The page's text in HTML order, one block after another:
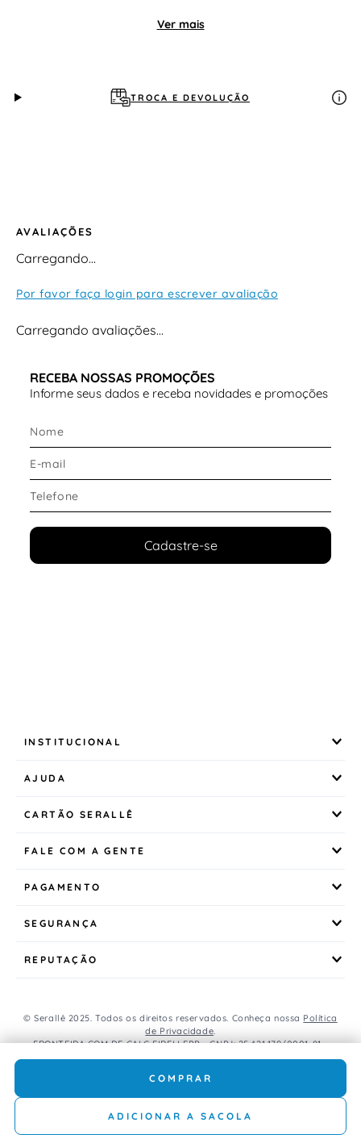
Cabedal: têxtil respirável com suporte direcional
Entressola: material de alta resiliência (retorno de
prova)
Fechamento
Forma:
Ver mais
TROCA E DEVOLUÇÃO
AVALIAÇÕES
Carregando…
Por favor faça login para escrever avaliação
Carregando avaliações…
COMPRAR
ADICIONAR A SACOLA
RECEBA NOSSAS PROMOÇÕES
Informe seus dados e receba novidades e promoções
Cadastre-se
INSTITUCIONAL
AJUDA
CARTÃO SERALLÊ
FALE COM A GENTE
PAGAMENTO
SEGURANÇA
REPUTAÇÃO
© Serallê 2025. Todos os direitos reservados. Conheça nossa Política
de Privacidade.
FRONTEIRA COM DE CALC EIRELI EPP - CNPJ: 25.421.179/0001-81 -
Avenida Brasil, 456, Centro, CEP: 85.851-000, Foz do Iguaçu, PR, Brasil.
válido é o do carrinho de compras.